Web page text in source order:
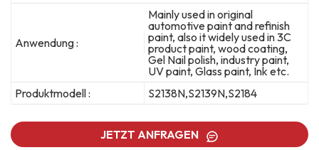
Anwendung :
Mainly used in original
automotive paint and refinish
paint, also it widely used in 3C
product paint, wood coating,
Gel Nail polish, industry paint,
UV paint, Glass paint, Ink etc.
Produktmodell :
S2138N,S2139N,S2184
JETZT ANFRAGEN